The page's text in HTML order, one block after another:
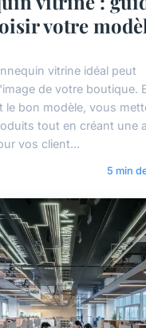
votre
vitrine idéal peut
de votre boutique.
le bon modèle, vous
tout en créant une
vos client...
5 min